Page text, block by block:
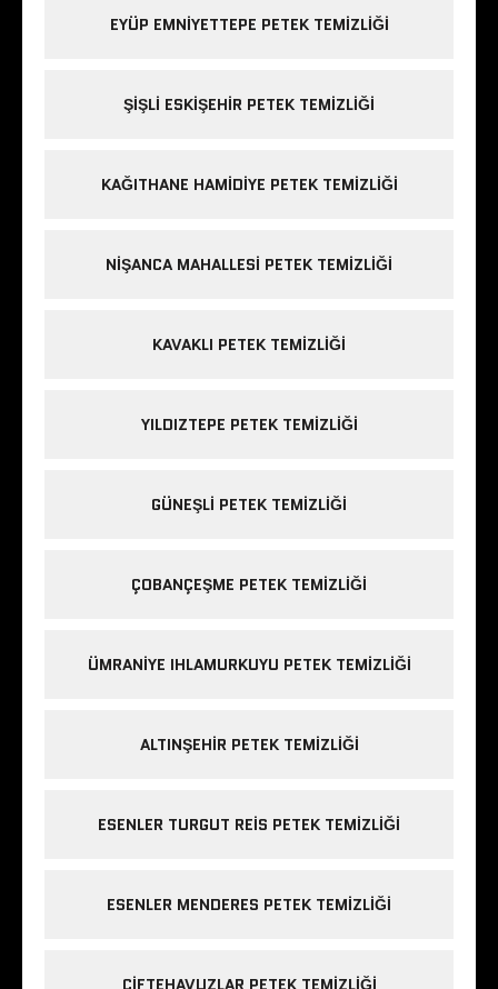
EYÜP EMNIYETTEPE PETEK TEMIZLIĞI
ŞIŞLI ESKIŞEHIR PETEK TEMIZLIĞI
KAĞITHANE HAMIDIYE PETEK TEMIZLIĞI
NIŞANCA MAHALLESI PETEK TEMIZLIĞI
KAVAKLI PETEK TEMIZLIĞI
YILDIZTEPE PETEK TEMIZLIĞI
GÜNEŞLI PETEK TEMIZLIĞI
ÇOBANÇEŞME PETEK TEMIZLIĞI
ÜMRANIYE IHLAMURKUYU PETEK TEMIZLIĞI
ALTINŞEHIR PETEK TEMIZLIĞI
ESENLER TURGUT REIS PETEK TEMIZLIĞI
ESENLER MENDERES PETEK TEMIZLIĞI
ÇIFTEHAVUZLAR PETEK TEMIZLIĞI